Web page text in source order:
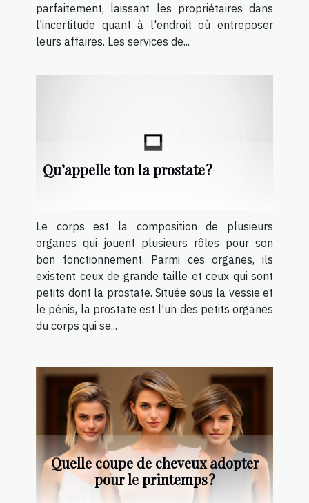
parfaitement, laissant les propriétaires dans
l'incertitude quant à l'endroit où entreposer
leurs affaires. Les services de...
Qu’appelle ton la prostate ?
Le corps est la composition de plusieurs
organes qui jouent plusieurs rôles pour son
bon fonctionnement. Parmi ces organes, ils
existent ceux de grande taille et ceux qui sont
petits dont la prostate. Située sous la vessie et
le pénis, la prostate est l’un des petits organes
du corps qui se...
Quelle coupe de cheveux adopter
pour le printemps ?